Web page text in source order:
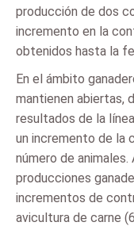
producción de dos
incremento en la
obtenidos hasta la
En el ámbito
mantienen abiertas,
resultados de la
un incremento de la
número de
producciones
incrementos de
avicultura de carne